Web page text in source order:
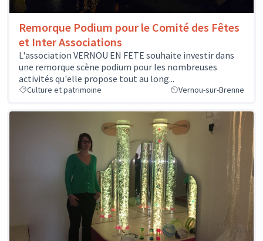
Remorque Podium pour le Comité des Fêtes
et Inter Associations
L'association VERNOU EN FETE souhaite investir dans
une remorque scène podium pour les nombreuses
activités qu'elle propose tout au long...
Culture et patrimoine Vernou-sur-Brenne